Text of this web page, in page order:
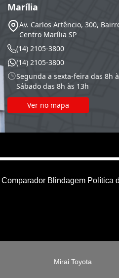
Marília
Av. Carlos Artêncio, 300, Bairro
Centro Marília SP
(14) 2105-3800
(14) 2105-3800
Segunda a sexta-feira das 8h
Sábado das 8h às 13h
Ver no mapa
Comparador Blindagem Política
Mirai Toyota